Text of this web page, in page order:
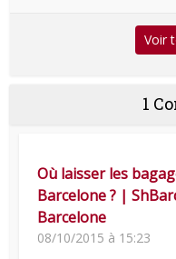
Voir
1
Où laisser les
Barcelone ? |
Barcelone
08/10/2015 à 15:23